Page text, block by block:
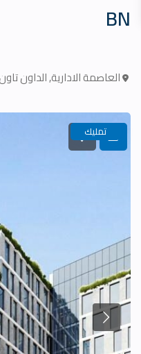
BN
العاصمة الادارية,الداون تاون
تمليك